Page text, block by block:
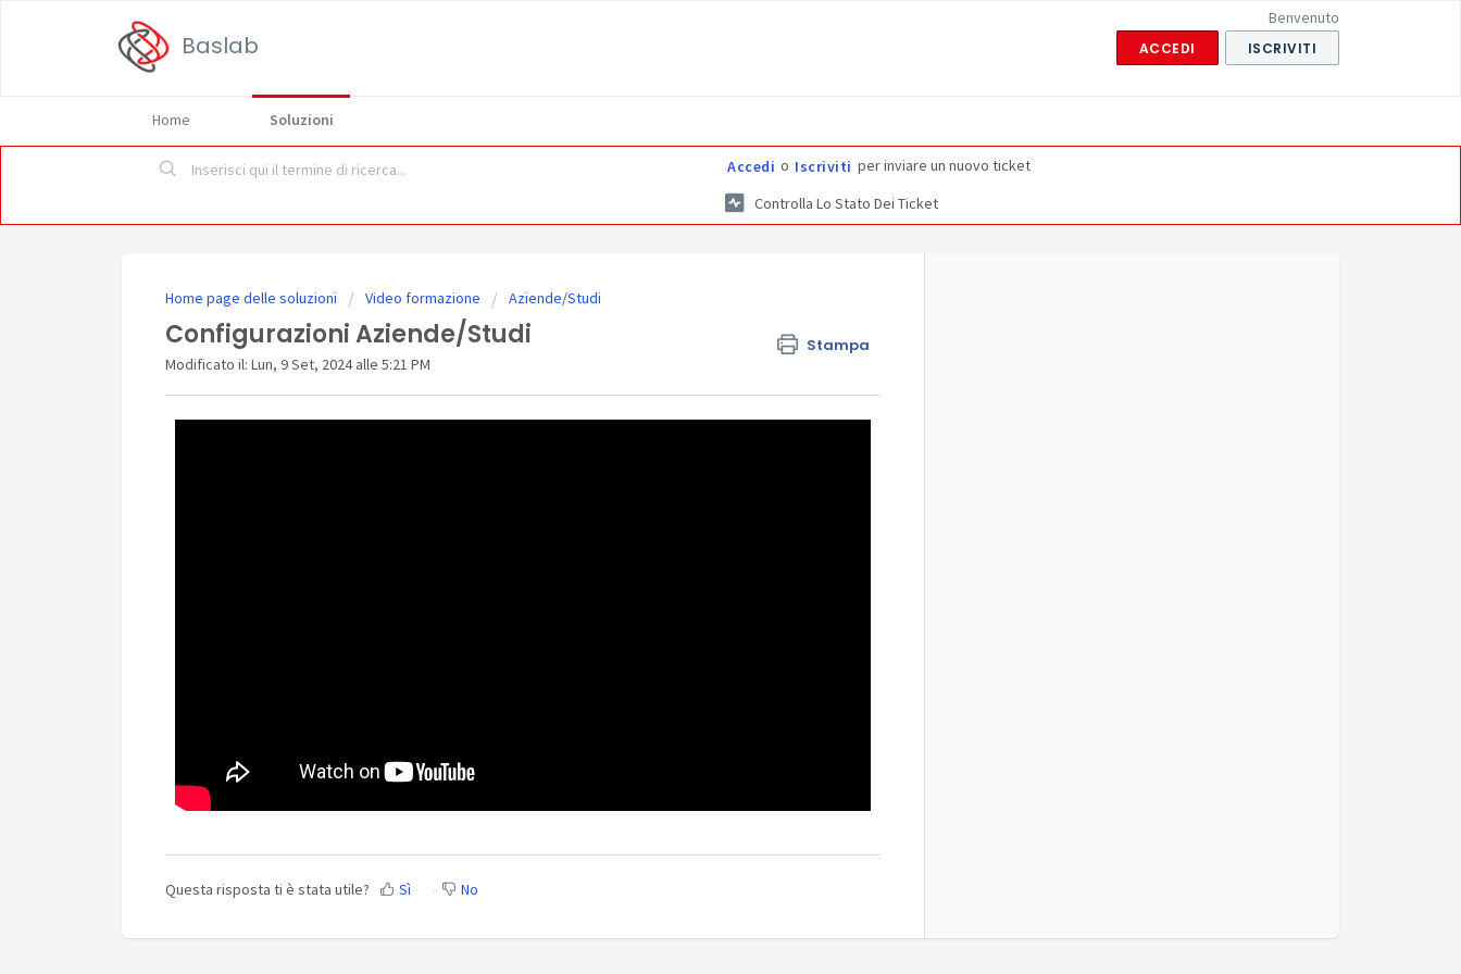
Baslab
Benvenuto
ACCEDI ISCRIVITI
Home Soluzioni
Accedi o Iscriviti per inviare un nuovo ticket
Controlla Lo Stato Dei Ticket
Home page delle soluzioni Video formazione Aziende/Studi
Configurazioni Aziende/Studi Stampa
Modificato il: Lun, 9 Set, 2024 alle 5:21 PM
Questa risposta ti è stata utile? Sì No